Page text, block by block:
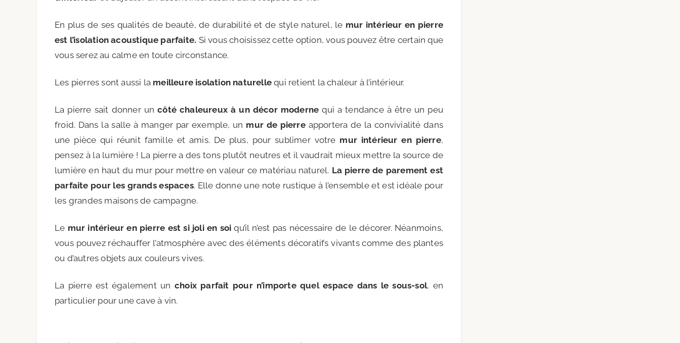
En plus de ses qualités de beauté, de durabilité et de style naturel, le mur intérieur en pierre
est l’isolation acoustique parfaite. Si vous choisissez cette option, vous pouvez être certain que
vous serez au calme en toute circonstance.
Les pierres sont aussi la meilleure isolation naturelle qui retient la chaleur à l’intérieur.
La pierre sait donner uncôté chaleureux à un décor moderne qui a tendance à être un peu
froid. Dans la salle à manger par exemple, un mur de pierreapportera de la convivialité dans
une pièce qui réunit famille et amis. De plus, pour sublimer votre mur intérieur en pierre,
pensez à la lumière ! La pierre a des tons plutôt neutres et il vaudrait mieux mettre la source de
lumière en haut du mur pour mettre en valeur ce matériau naturel. La pierre de parement est
parfaite pour les grands espaces. Elle donne une note rustique à l’ensemble et est idéale pour
les grandes maisons de campagne.
Le mur intérieur en pierre est si joli en soi qu’il n’est pas nécessaire de le décorer. Néanmoins,
vous pouvez réchauffer l’atmosphère avec des éléments décoratifs vivants comme des plantes
ou d’autres objets aux couleurs vives.
La pierre est également un choix parfait pour n’importe quel espace dans le sous-sol, en
particulier pour une cave à vin.